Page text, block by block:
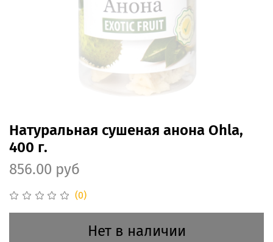
(0)
Натуральная сушеная анона Ohla,
400 г.
856.00 руб
Нет в наличии